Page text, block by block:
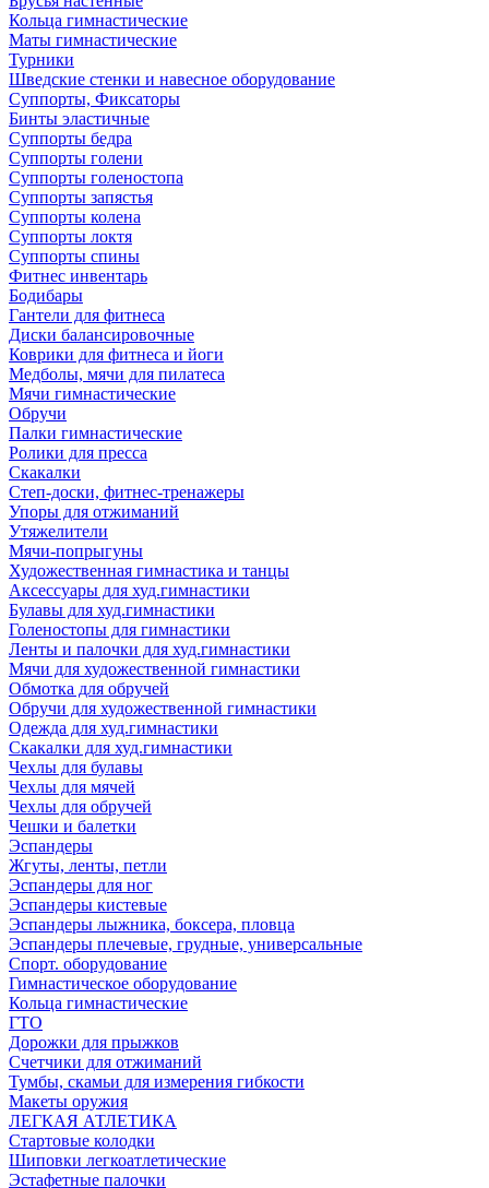
Кольца гимнастические
Маты гимнастические
Турники
Шведские стенки и навесное оборудование
Суппорты, Фиксаторы
Бинты эластичные
Суппорты бедра
Суппорты голени
Суппорты голеностопа
Суппорты запястья
Суппорты колена
Суппорты локтя
Суппорты спины
Фитнес инвентарь
Бодибары
Гантели для фитнеса
Диски балансировочные
Коврики для фитнеса и йоги
Медболы, мячи для пилатеса
Мячи гимнастические
Обручи
Палки гимнастические
Ролики для пресса
Скакалки
Степ-доски, фитнес-тренажеры
Упоры для отжиманий
Утяжелители
Мячи-попрыгуны
Художественная гимнастика и танцы
Аксессуары для худ.гимнастики
Булавы для худ.гимнастики
Голеностопы для гимнастики
Ленты и палочки для худ.гимнастики
Мячи для художественной гимнастики
Обмотка для обручей
Обручи для художественной гимнастики
Одежда для худ.гимнастики
Скакалки для худ.гимнастики
Чехлы для булавы
Чехлы для мячей
Чехлы для обручей
Чешки и балетки
Эспандеры
Жгуты, ленты, петли
Эспандеры для ног
Эспандеры кистевые
Эспандеры лыжника, боксера, пловца
Эспандеры плечевые, грудные, универсальные
Спорт. оборудование
Гимнастическое оборудование
Кольца гимнастические
ГТО
Дорожки для прыжков
Счетчики для отжиманий
Тумбы, скамьи для измерения гибкости
Макеты оружия
ЛЕГКАЯ АТЛЕТИКА
Стартовые колодки
Шиповки легкоатлетические
Эстафетные палочки